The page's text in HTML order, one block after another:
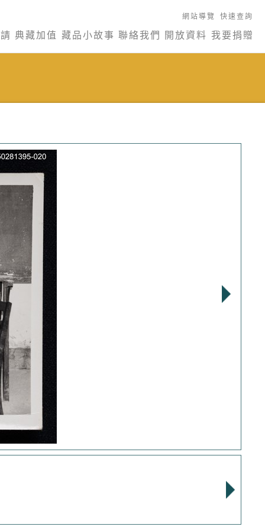
網站導覽 快速查詢
典藏加值 藏品小故事 聯絡我們 開放資料 我要捐贈